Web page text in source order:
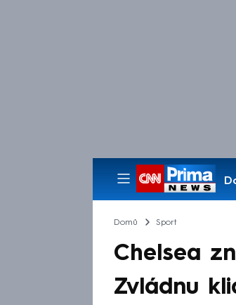
Domů Sport
Chelsea
Zvládnu